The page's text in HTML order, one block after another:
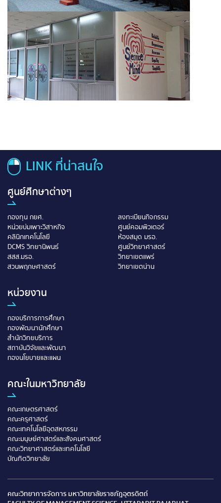
LINK ที่น่าสนใจ
ศูนย์ศึกษาต่างๆ
กองทุน กยศ.
หน่วยบ่มเพาะวิสาหกิจ
คลินิกเทคโนโลยี
DCMS วิทยานิพนธ์
สสส.มรอ.
สวนพฤกษศาสตร์
ลงทะเบียนกิจกรรม
ศูนย์คอมพิวเตอร์
ห้องสมุด มรอ.
ศูนย์วิทยาศาสตร์
วิทยาเขตแพร่
วิทยาเขตน่าน
หน่วยงาน
กองบริการการศึกษา
กองพัฒนานักศึกษา
สำนักวิทยบริการ
สถาบันวิจัยและพัฒนา
กองนโยบายและแผน
คณะในมหาวิทยาลัย
คณะเกษตรศาสตร์
คณะครุศาสตร์
คณะเทคโนโลยีอุตสหกรรม
คณะมนุษย์ศาสตร์และสังคมศาสตร์
คณะวิทยาศาสตร์และเทคโนโลยี
บัณทิตวิทยาลัย
คณะวิทยาการจัดการ มหาวิทยาลัยราชภัฎอุตรดิตถ์